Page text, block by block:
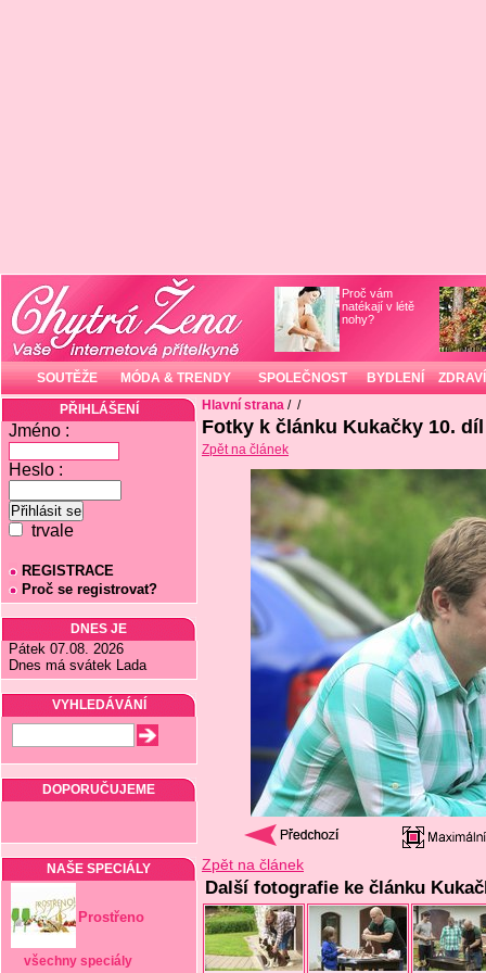
Proč vám
natékají v létě
nohy?
SOUTĚŽE MÓDA & TRENDY SPOLEČNOST BYDLENÍ ZDRAVÍ
PŘIHLÁŠENÍ
Jméno :
Heslo :
trvale
REGISTRACE
Proč se registrovat?
DNES JE
Pátek 07.08. 2026
Dnes má svátek Lada
VYHLEDÁVÁNÍ
DOPORUČUJEME
NAŠE SPECIÁLY
Prostřeno
všechny speciály
Hlavní strana / /
Fotky k článku Kukačky 10. díl
Zpět na článek
Zpět na článek
Další fotografie ke článku